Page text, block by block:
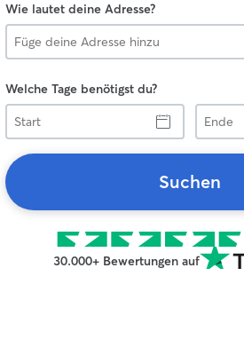
Wie lautet deine Adresse?
Welche Tage benötigst du?
Start
Ende
Suchen
30.000+ Bewertungen auf